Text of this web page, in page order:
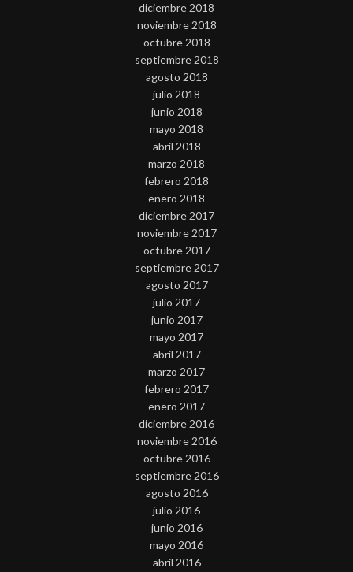
diciembre 2018
noviembre 2018
octubre 2018
septiembre 2018
agosto 2018
julio 2018
junio 2018
mayo 2018
abril 2018
marzo 2018
febrero 2018
enero 2018
diciembre 2017
noviembre 2017
octubre 2017
septiembre 2017
agosto 2017
julio 2017
junio 2017
mayo 2017
abril 2017
marzo 2017
febrero 2017
enero 2017
diciembre 2016
noviembre 2016
octubre 2016
septiembre 2016
agosto 2016
julio 2016
junio 2016
mayo 2016
abril 2016